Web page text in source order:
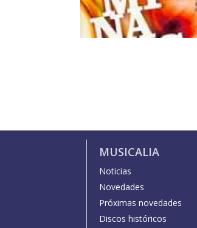
MUSICALIA
Noticias
Novedades
Próximas novedades
Discos históricos